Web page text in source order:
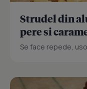
Strudel din
pere si
Se face repede,